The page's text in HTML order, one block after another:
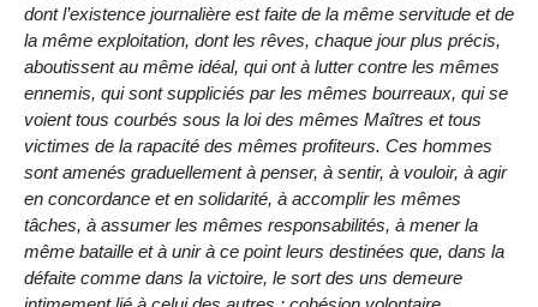
dont l’existence journalière est faite de la même servitude et de
la même exploitation, dont les rêves, chaque jour plus précis,
aboutissent au même idéal, qui ont à lutter contre les mêmes
ennemis, qui sont suppliciés par les mêmes bourreaux, qui se
voient tous courbés sous la loi des mêmes Maîtres et tous
victimes de la rapacité des mêmes profiteurs. Ces hommes
sont amenés graduellement à penser, à sentir, à vouloir, à agir
en concordance et en solidarité, à accomplir les mêmes
tâches, à assumer les mêmes responsabilités, à mener la
même bataille et à unir à ce point leurs destinées que, dans la
défaite comme dans la victoire, le sort des uns demeure